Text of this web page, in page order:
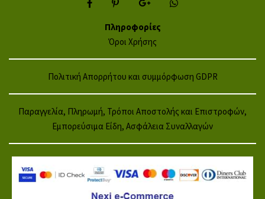
Πληροφορίες
Όροι Χρήσης
Πολιτική Απορρήτου και συμμόρφωση GDPR
Παραγγελία, Πληρωμή, Τρόποι Αποστολής και Επιστροφών,
Εμπορεύσιμα Είδη, Ασφάλεια Συναλλαγών